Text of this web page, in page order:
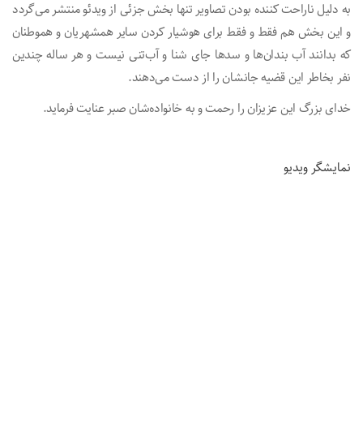
به دلیل ناراحت کننده بودن تصاویر تنها بخش جزئی از ویدئو منتشر می‌گردد
و این بخش هم فقط و فقط برای هوشیار کردن سایر همشهریان و هموطنان
که بدانند آب بندان‌ها و سدها جای شنا و آب‌تنی نیست و هر ساله چندین
نفر بخاطر این قضیه جانشان را از دست می‌دهند.
خدای بزرگ این عزیزان‌ را رحمت و به خانواده‌شان صبر عنایت فرماید.
نمایشگر ویدیو